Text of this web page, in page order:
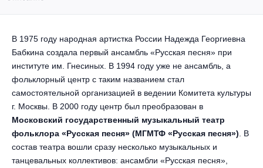
Альтернатива
Классическая музыка
Круиз Фест
Open-air на ВДНХ
Джаз и блюз
Комедия
Творческий вечер
Мюзикл, оперетта
Балет
Драма
Детский спектакль
Детское шоу
Детский мюзикл
Все события
В 1975 году народная артистка России Надежда Георгиевна
Бабкина создала первый ансамбль «Русская песня» при
институте им. Гнесиных. В 1994 году уже не ансамбль, а
фольклорный центр с таким названием стал
самостоятельной организацией в ведении Комитета культуры
г. Москвы. В 2000 году центр был преобразован в
Московский государственный музыкальный театр
фольклора «Русская песня» (МГМТФ «Русская песня») . В
состав театра вошли сразу несколько музыкальных и
танцевальных коллективов: ансамбли «Русская песня»,